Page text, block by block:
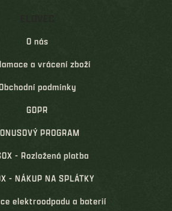
O nás
a vrácení zboží
podmínky
GDPR
PROGRAM
- Rozložená platba
- NÁKUP NA SPLÁTKY
elektroodpadu a baterií